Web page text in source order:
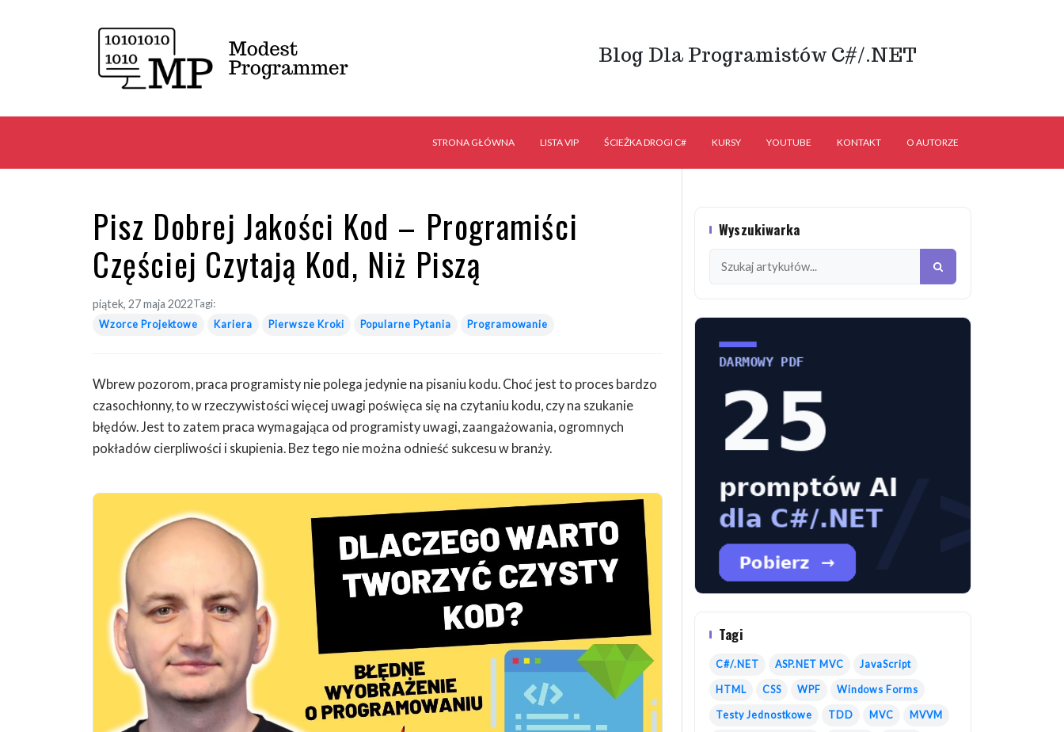
Blog Dla Programistów C#/.NET
STRONA GŁÓWNA LISTA VIP ŚCIEŻKA DROGI C# KURSY YOUTUBE KONTAKT O AUTORZE
Pisz Dobrej Jakości Kod – Programiści
Częściej Czytają Kod, Niż Piszą
piątek, 27 maja 2022Tagi:
Wzorce Projektowe Kariera Pierwsze Kroki Popularne Pytania Programowanie
Wbrew pozorom, praca programisty nie polega jedynie na pisaniu kodu. Choć jest to proces bardzo
czasochłonny, to w rzeczywistości więcej uwagi poświęca się na czytaniu kodu, czy na szukanie
błędów. Jest to zatem praca wymagająca od programisty uwagi, zaangażowania, ogromnych
pokładów cierpliwości i skupienia. Bez tego nie można odnieść sukcesu w branży.
Wyszukiwarka
Tagi
C#/.NET ASP.NET MVC JavaScript
HTML CSS WPF Windows Forms
Testy Jednostkowe TDD MVC MVVM